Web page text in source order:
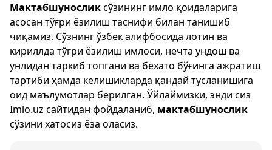
Мактабшуносликсўзининг имло қоидаларига
асосан тўғри ёзилиш таснифи билан танишиб
чиқамиз. Сўзнинг ўзбек алифбосида лотин ва
кириллда тўғри ёзилиш имлоси, нечта ундош ва
унлидан таркиб топгани ва бехато бўғинга ажратиш
тартиби ҳамда келишикларда қандай тусланишига
оид маълумотлар берилган. Ўйлаймизки, энди сиз
Imlo.uz сайтидан фойдаланиб, мактабшунослик
сўзини хатосиз ёза оласиз.